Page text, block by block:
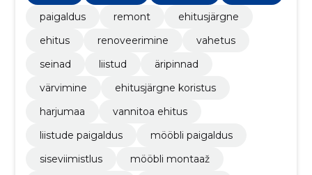
paigaldus
remont
ehitusjärgne
ehitus
renoveerimine
vahetus
seinad
liistud
äripinnad
värvimine
ehitusjärgne koristus
harjumaa
vannitoa ehitus
liistude paigaldus
mööbli paigaldus
siseviimistlus
mööbli montaaž